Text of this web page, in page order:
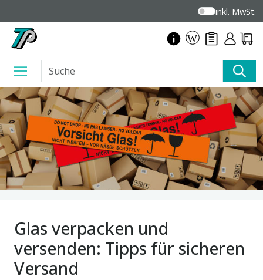
inkl. MwSt.
Glas verpacken und
versenden: Tipps für sicheren
Versand